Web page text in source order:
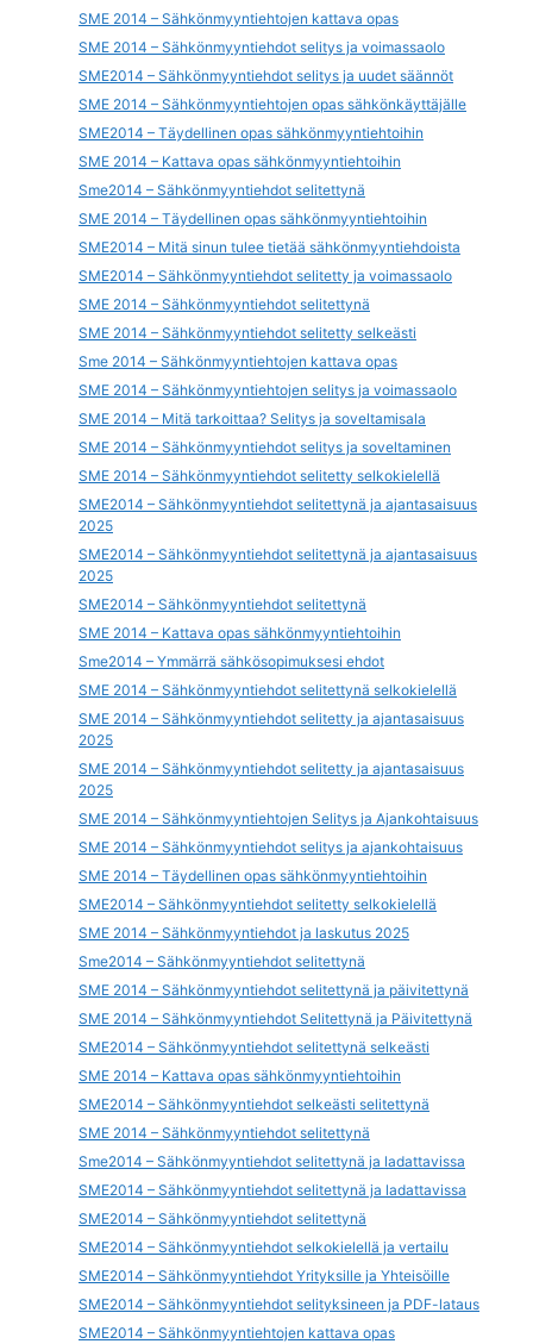
SME 2014 – Sähkönmyyntiehtojen kattava opas
SME 2014 – Sähkönmyyntiehdot selitys ja voimassaolo
SME2014 – Sähkönmyyntiehdot selitys ja uudet säännöt
SME 2014 – Sähkönmyyntiehtojen opas sähkönkäyttäjälle
SME2014 – Täydellinen opas sähkönmyyntiehtoihin
SME 2014 – Kattava opas sähkönmyyntiehtoihin
Sme2014 – Sähkönmyyntiehdot selitettynä
SME 2014 – Täydellinen opas sähkönmyyntiehtoihin
SME2014 – Mitä sinun tulee tietää sähkönmyyntiehdoista
SME2014 – Sähkönmyyntiehdot selitetty ja voimassaolo
SME 2014 – Sähkönmyyntiehdot selitettynä
SME 2014 – Sähkönmyyntiehdot selitetty selkeästi
Sme 2014 – Sähkönmyyntiehtojen kattava opas
SME 2014 – Sähkönmyyntiehtojen selitys ja voimassaolo
SME 2014 – Mitä tarkoittaa? Selitys ja soveltamisala
SME 2014 – Sähkönmyyntiehdot selitys ja soveltaminen
SME 2014 – Sähkönmyyntiehdot selitetty selkokielellä
SME2014 – Sähkönmyyntiehdot selitettynä ja ajantasaisuus
2025
SME2014 – Sähkönmyyntiehdot selitettynä ja ajantasaisuus
2025
SME2014 – Sähkönmyyntiehdot selitettynä
SME 2014 – Kattava opas sähkönmyyntiehtoihin
Sme2014 – Ymmärrä sähkösopimuksesi ehdot
SME 2014 – Sähkönmyyntiehdot selitettynä selkokielellä
SME 2014 – Sähkönmyyntiehdot selitetty ja ajantasaisuus
2025
SME 2014 – Sähkönmyyntiehdot selitetty ja ajantasaisuus
2025
SME 2014 – Sähkönmyyntiehtojen Selitys ja Ajankohtaisuus
SME 2014 – Sähkönmyyntiehdot selitys ja ajankohtaisuus
SME 2014 – Täydellinen opas sähkönmyyntiehtoihin
SME2014 – Sähkönmyyntiehdot selitetty selkokielellä
SME 2014 – Sähkönmyyntiehdot ja laskutus 2025
Sme2014 – Sähkönmyyntiehdot selitettynä
SME 2014 – Sähkönmyyntiehdot selitettynä ja päivitettynä
SME 2014 – Sähkönmyyntiehdot Selitettynä ja Päivitettynä
SME2014 – Sähkönmyyntiehdot selitettynä selkeästi
SME 2014 – Kattava opas sähkönmyyntiehtoihin
SME2014 – Sähkönmyyntiehdot selkeästi selitettynä
SME 2014 – Sähkönmyyntiehdot selitettynä
Sme2014 – Sähkönmyyntiehdot selitettynä ja ladattavissa
SME2014 – Sähkönmyyntiehdot selitettynä ja ladattavissa
SME2014 – Sähkönmyyntiehdot selitettynä
SME2014 – Sähkönmyyntiehdot selkokielellä ja vertailu
SME2014 – Sähkönmyyntiehdot Yrityksille ja Yhteisöille
SME2014 – Sähkönmyyntiehdot selityksineen ja PDF-lataus
SME2014 – Sähkönmyyntiehtojen kattava opas